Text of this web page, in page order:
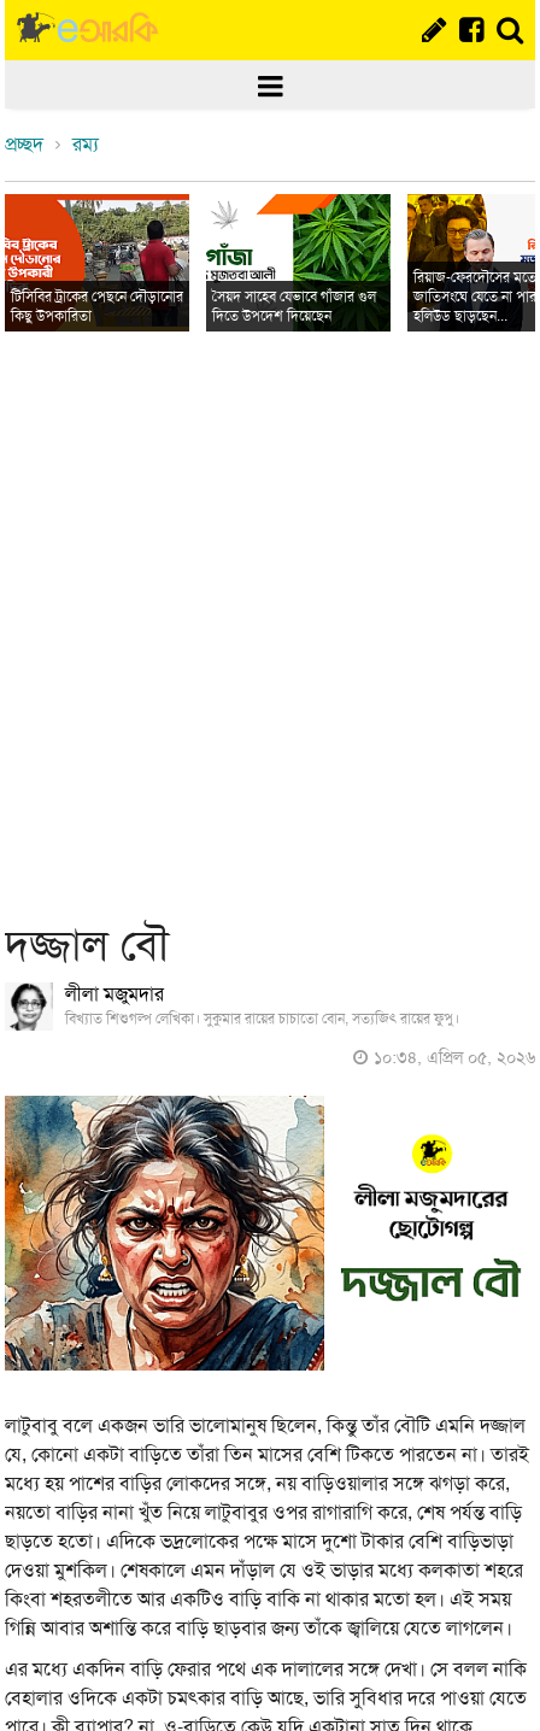
প্রচ্ছদ রম্য
টিসিবির ট্রাকের পেছনে দৌড়ানোর
কিছু উপকারিতা
সৈয়দ সাহেব যেভাবে গাঁজার গুল
দিতে উপদেশ দিয়েছেন
রিয়াজ-ফেরদৌসের মতো
জাতিসংঘে যেতে না
হলিউড ছাড়ছেন...
দজ্জাল বৌ
লীলা মজুমদার
বিখ্যাত শিশুগল্প লেখিকা। সুকুমার রায়ের চাচাতো বোন, সত্যজিৎ রায়ের ফুপু।
১০:৩৪, এপ্রিল ০৫, ২০২৬
লাটুবাবু বলে একজন ভারি ভালোমানুষ ছিলেন, কিন্তু তাঁর বৌটি এমনি দজ্জাল
যে, কোনো একটা বাড়িতে তাঁরা তিন মাসের বেশি টিকতে পারতেন না। তারই
মধ্যে হয় পাশের বাড়ির লোকদের সঙ্গে, নয় বাড়িওয়ালার সঙ্গে ঝগড়া করে,
নয়তো বাড়ির নানা খুঁত নিয়ে লাটুবাবুর ওপর রাগারাগি করে, শেষ পর্যন্ত বাড়ি
ছাড়তে হতো। এদিকে ভদ্রলোকের পক্ষে মাসে দুশো টাকার বেশি বাড়িভাড়া
দেওয়া মুশকিল। শেষকালে এমন দাঁড়াল যে ওই ভাড়ার মধ্যে কলকাতা শহরে
কিংবা শহরতলীতে আর একটিও বাড়ি বাকি না থাকার মতো হল। এই সময়
গিন্নি আবার অশান্তি করে বাড়ি ছাড়বার জন্য তাঁকে জ্বালিয়ে যেতে লাগলেন।
এর মধ্যে একদিন বাড়ি ফেরার পথে এক দালালের সঙ্গে দেখা। সে বলল নাকি
বেহালার ওদিকে একটা চমৎকার বাড়ি আছে, ভারি সুবিধার দরে পাওয়া যেতে